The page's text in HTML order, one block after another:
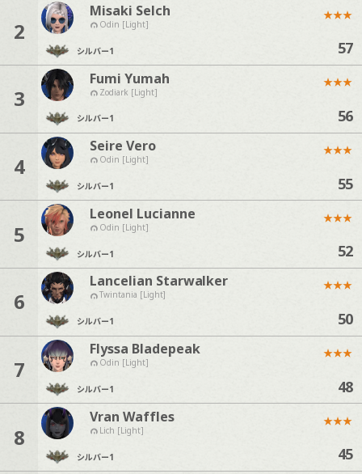
2
Misaki Selch
Odin [Light]
シルバー1
★★★
57
3
Fumi Yumah
Zodiark [Light]
シルバー1
★★★
56
4
Seire Vero
Odin [Light]
シルバー1
★★★
55
5
Leonel Lucianne
Odin [Light]
シルバー1
★★★
52
6
Lancelian Starwalker
Twintania [Light]
シルバー1
★★★
50
7
Flyssa Bladepeak
Odin [Light]
シルバー1
★★★
48
8
Vran Waffles
Lich [Light]
シルバー1
★★★
45